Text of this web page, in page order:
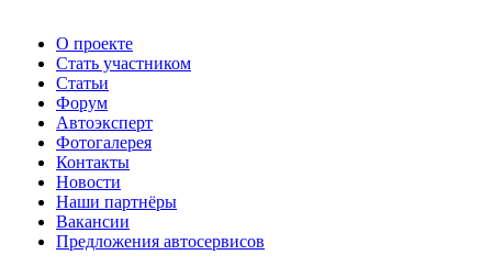
О проекте
Стать участником
Статьи
Форум
Автоэксперт
Фотогалерея
Контакты
Новости
Наши партнёры
Вакансии
Предложения автосервисов